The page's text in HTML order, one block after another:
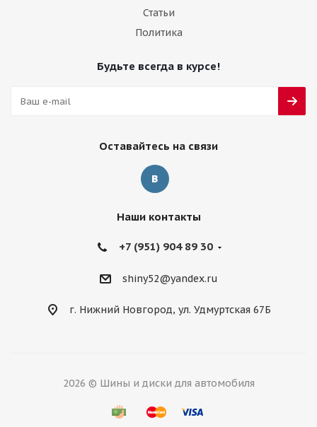
Статьи
Политика
Будьте всегда в курсе!
Оставайтесь на связи
Наши контакты
+7 (951) 904 89 30
shiny52@yandex.ru
г. Нижний Новгород, ул. Удмуртская 67Б
2026 © Шины и диски для автомобиля